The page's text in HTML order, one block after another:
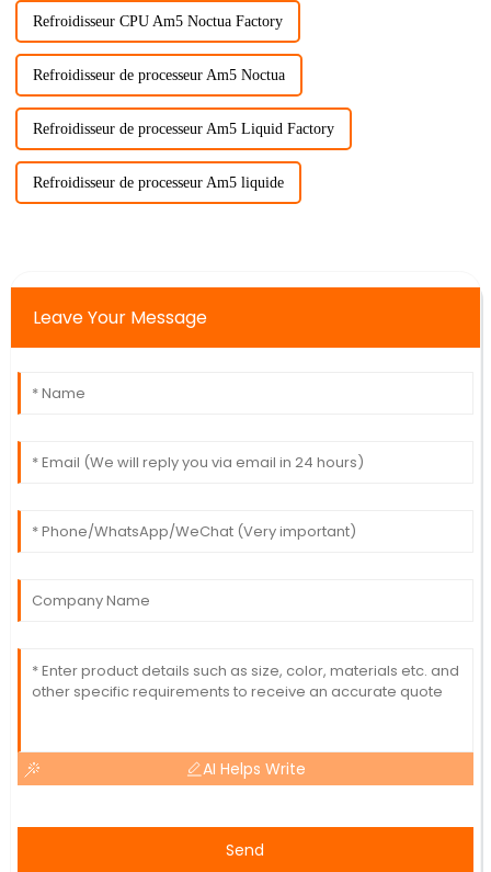
Refroidisseur CPU Am5 Noctua Factory
Refroidisseur de processeur Am5 Noctua
Refroidisseur de processeur Am5 Liquid Factory
Refroidisseur de processeur Am5 liquide
Leave Your Message
AI Helps Write
Send